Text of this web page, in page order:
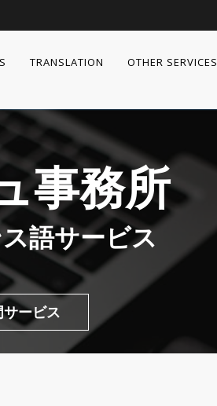
TRANSLATION OTHER SERVICES
事務所
語サービス
ービス